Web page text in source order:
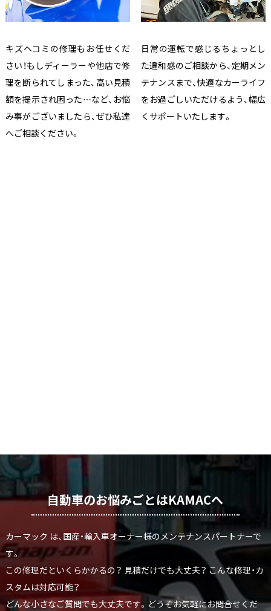
キズヘコミの修理もお任せくだ
さい！もしディーラーや他店で修
理を断られてしまった、高い見積
額を提示され困った…など、お悩
み事がございましたら、ぜひ私達
へご相談ください。
日常の運転で感じるちょっとし
た違和感のご相談から、定期メン
テナンスまで、快適なカーライフ
をお過ごしいただけるよう、幅広
くサポートいたします。
自動車のお悩みごとはKAMACへ
カーマック は、国産・輸入車オーナー様のメンテナンスパートナーで
す。
この修理だといくらかかるの？ 見積だけでも大丈夫？ こんな修理・カ
スタムは対応可能？
どんな小さなご質問でも大丈夫です。どうぞお気軽にお問合せくだ